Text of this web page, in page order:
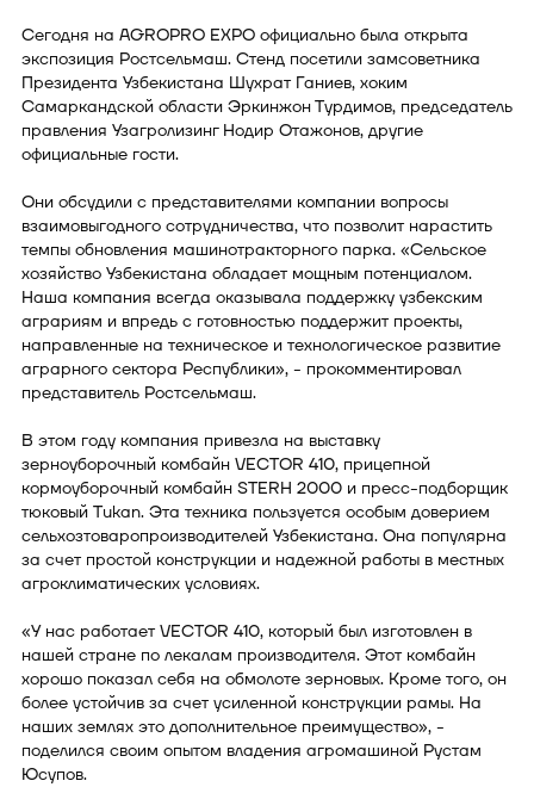
Сегодня на AGROPRO EXPO официально была открыта
экспозиция Ростсельмаш. Стенд посетили замсоветника
Президента Узбекистана Шухрат Ганиев, хоким
Самаркандской области Эркинжон Турдимов, председатель
правления Узагролизинг Нодир Отажонов, другие
официальные гости.
Они обсудили с представителями компании вопросы
взаимовыгодного сотрудничества, что позволит нарастить
темпы обновления машинотракторного парка. «Сельское
хозяйство Узбекистана обладает мощным потенциалом.
Наша компания всегда оказывала поддержку узбекским
аграриям и впредь с готовностью поддержит проекты,
направленные на техническое и технологическое развитие
аграрного сектора Республики», - прокомментировал
представитель Ростсельмаш.
В этом году компания привезла на выставку
зерноуборочный комбайн VECTOR 410, прицепной
кормоуборочный комбайн STERH 2000 и пресс-подборщик
тюковый Tukan. Эта техника пользуется особым доверием
сельхозтоваропроизводителей Узбекистана. Она популярна
за счет простой конструкции и надежной работы в местных
агроклиматических условиях.
«У нас работает VECTOR 410, который был изготовлен в
нашей стране по лекалам производителя. Этот комбайн
хорошо показал себя на обмолоте зерновых. Кроме того, он
более устойчив за счет усиленной конструкции рамы. На
наших землях это дополнительное преимущество», -
поделился своим опытом владения агромашиной Рустам
Юсупов.